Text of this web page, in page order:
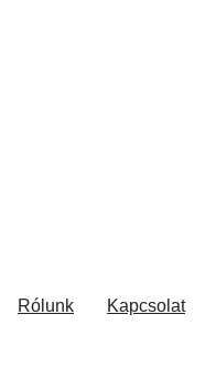
Rólunk Kapcsolat